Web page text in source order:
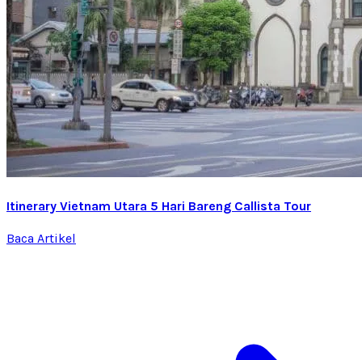
Itinerary Vietnam Utara 5 Hari Bareng Callista Tour
Baca Artikel